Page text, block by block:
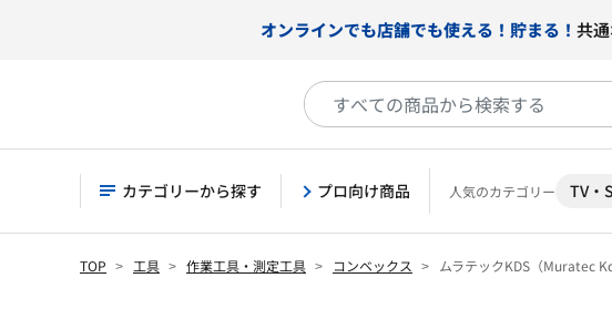
オンラインでも店舗でも使える！貯まる！ 共
カテゴリーから探す プロ向け商品 人気のカテゴリー TV・
TOP 工具 作業工具・測定工具 コンベックス ムラテックKDS（